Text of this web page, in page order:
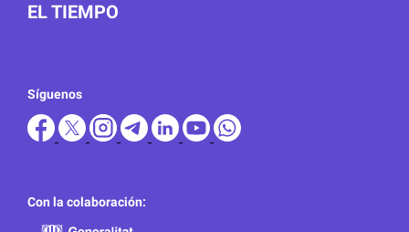
EL TIEMPO
Síguenos
Con la colaboración: